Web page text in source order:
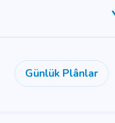
Günlük Plânlar